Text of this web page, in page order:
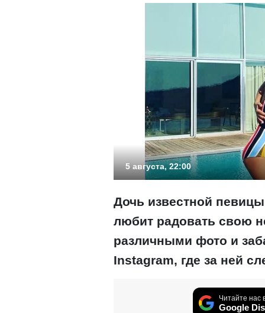
5 августа, 22:00
Дочь известной
любит радовать свою
различными фото и
Instagram, где за ней
Читайте нас
Google